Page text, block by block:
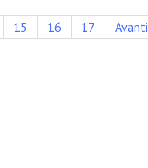
15 16 17 Avanti